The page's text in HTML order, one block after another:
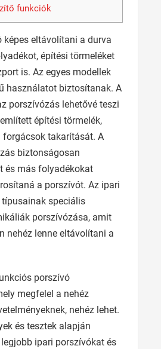
funkciók
képes eltávolítani a durva
építési törmeléket
is. Az egyes modellek
használatot biztosítanak. A
porszívózás lehetővé teszi
építési törmelék,
forgácsok takarítását. A
biztonságosan
és más folyadékokat
a porszívót. Az ipari
speciális
porszívózása, amit
nehéz lenne eltávolítani a
porszívó
megfelel a nehéz
nehéz lehet.
és tesztek alapján
ipari porszívókat és